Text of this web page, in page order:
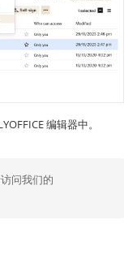
编辑器中。
问我们的